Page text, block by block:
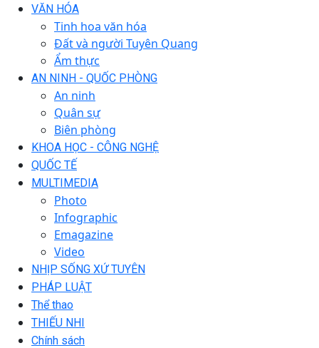
VĂN HÓA
Tinh hoa văn hóa
Đất và người Tuyên Quang
Ẩm thực
AN NINH - QUỐC PHÒNG
An ninh
Quân sự
Biên phòng
KHOA HỌC - CÔNG NGHỆ
QUỐC TẾ
MULTIMEDIA
Photo
Infographic
Emagazine
Video
NHỊP SỐNG XỨ TUYÊN
PHÁP LUẬT
Thể thao
THIẾU NHI
Chính sách